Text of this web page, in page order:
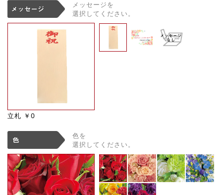
メッセージを
選択してください。
立札 ￥0
色を
選択してください。